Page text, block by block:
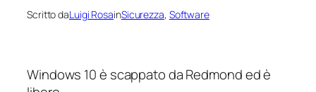
Scritto daLuigi RosainSicurezza, Software
Windows 10 è scappato da Redmond ed è